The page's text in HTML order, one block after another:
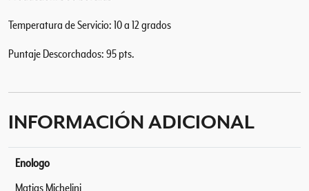
Temperatura de Servicio: 10 a 12 grados
Puntaje Descorchados: 95 pts.
INFORMACIÓN ADICIONAL
Enologo